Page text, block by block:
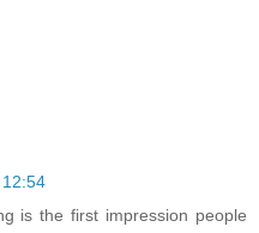
is the first impression people